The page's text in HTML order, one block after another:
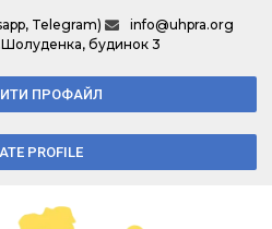
Telegram)
info@uhpra.org
будинок 3
ПРОФАЙЛ
PROFILE